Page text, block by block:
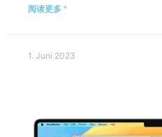
阅读更多 "
1. Juni 2023